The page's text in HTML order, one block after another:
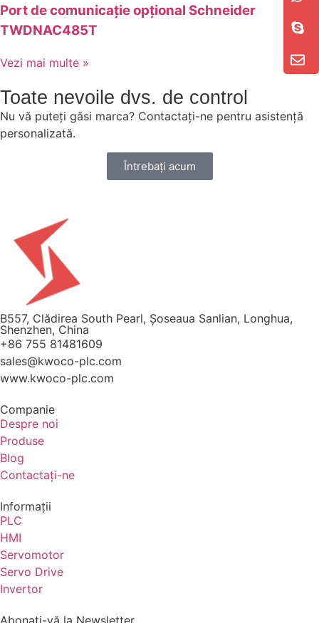
Port de comunicație opțional Schneider
TWDNAC485T
Vezi mai multe »
Toate nevoile dvs. de control
Nu vă puteți găsi marca? Contactați-ne pentru asistență
personalizată.
Întrebați acum
B557, Clădirea South Pearl, Șoseaua Sanlian, Longhua,
Shenzhen, China
+86 755 81481609
sales@kwoco-plc.com
www.kwoco-plc.com
Companie
Despre noi
Produse
Blog
Contactaţi-ne
Informaţii
PLC
HMI
Servomotor
Servo Drive
Invertor